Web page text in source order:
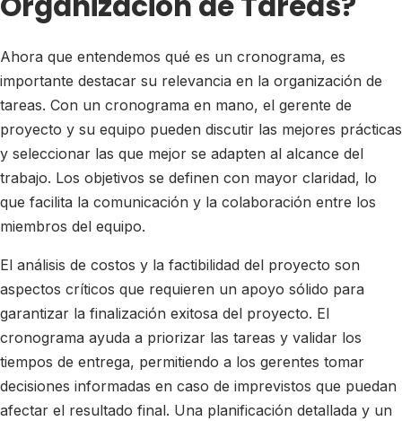
Ahora que entendemos qué es un cronograma, es
importante destacar su relevancia en la organización de
tareas. Con un cronograma en mano, el gerente de
proyecto y su equipo pueden discutir las mejores prácticas
y seleccionar las que mejor se adapten al alcance del
trabajo. Los objetivos se definen con mayor claridad, lo
que facilita la comunicación y la colaboración entre los
miembros del equipo.
El análisis de costos y la factibilidad del proyecto son
aspectos críticos que requieren un apoyo sólido para
garantizar la finalización exitosa del proyecto. El
cronograma ayuda a priorizar las tareas y validar los
tiempos de entrega, permitiendo a los gerentes tomar
decisiones informadas en caso de imprevistos que puedan
afectar el resultado final. Una planificación detallada y un